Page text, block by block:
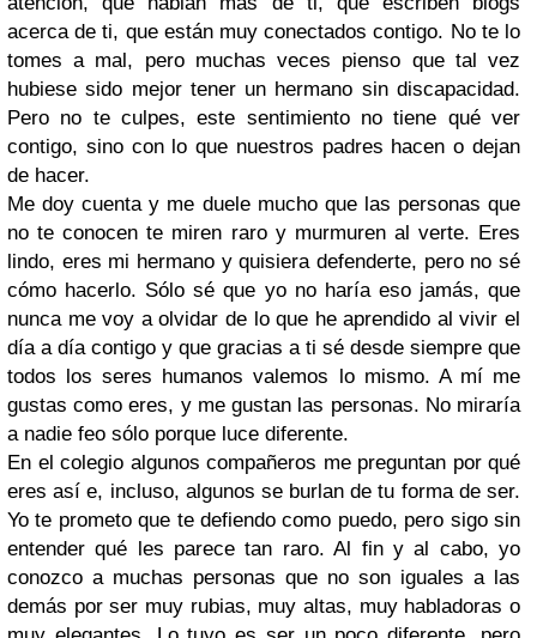
acerca de ti, que están muy conectados contigo. No te lo
tomes a mal, pero muchas veces pienso que tal vez
hubiese sido mejor tener un hermano sin discapacidad.
Pero no te culpes, este sentimiento no tiene qué ver
contigo, sino con lo que nuestros padres hacen o dejan
de hacer.
Me doy cuenta y me duele mucho que las personas que
no te conocen te miren raro y murmuren al verte. Eres
lindo, eres mi hermano y quisiera defenderte, pero no sé
cómo hacerlo. Sólo sé que yo no haría eso jamás, que
nunca me voy a olvidar de lo que he aprendido al vivir el
día a día contigo y que gracias a ti sé desde siempre que
todos los seres humanos valemos lo mismo. A mí me
gustas como eres, y me gustan las personas. No miraría
a nadie feo sólo porque luce diferente.
En el colegio algunos compañeros me preguntan por qué
eres así e, incluso, algunos se burlan de tu forma de ser.
Yo te prometo que te defiendo como puedo, pero sigo sin
entender qué les parece tan raro. Al fin y al cabo, yo
conozco a muchas personas que no son iguales a las
demás por ser muy rubias, muy altas, muy habladoras o